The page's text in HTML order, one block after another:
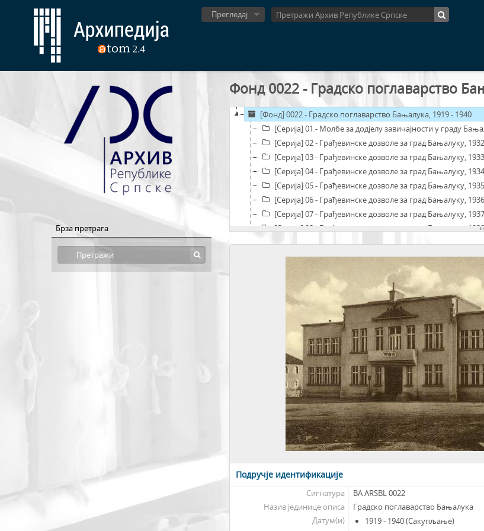
Прегледај
Брза претрага
Фонд 0022 - Градско поглаварство
[Фонд] 0022 - Градско поглаварство Бањалука, 1919 - 1940
[Серија] 01 - Молбе за додјелу завичајности у граду
[Серија] 02 - Грађевинске дозволе за град Бањалуку, 1932
[Серија] 03 - Грађевинске дозволе за град Бањалуку, 1933
[Серија] 04 - Грађевинске дозволе за град Бањалуку, 1934
[Серија] 05 - Грађевинске дозволе за град Бањалуку, 1935
[Серија] 06 - Грађевинске дозволе за град Бањалуку, 1936
[Серија] 07 - Грађевинске дозволе за град Бањалуку, 1937
[Серија] 08 - Грађевинске дозволе за град Бањалуку,
[Серија] 09 - Грађевинске дозволе за град Бањалуку, 1940
[Серија] 10 - Молбе за додјелу путне помоћи
[Серија] 011 - Записници сједница Градског вијећа
[Серија] 012 - Материјали за конференцију Одјељења
[Серија] 013 - Некретнине Градске општине Бањалука,
[Серија] 014 - Изградња грађевинских објеката у
[Серија] 015 - Закон о надзору над намирницама за
[Серија] 016 - Платне листе радника, 1940
[Серија] 017 - Набавка фригорифичког уређаја за
[Серија] 018 - Молбе и дозволе за обављање послова
[Серија] 019 - Додјеле новчаних помоћи и награда
[Серија] 020 - Анекс: грађевинске дозволе и пројекти,
Подручје идентификације
Сигнатура
BA ARSBL 0022
Назив јединице описа
Градско поглаварство Бањалука
Датум(и)
1919 - 1940 (Сакупљање)